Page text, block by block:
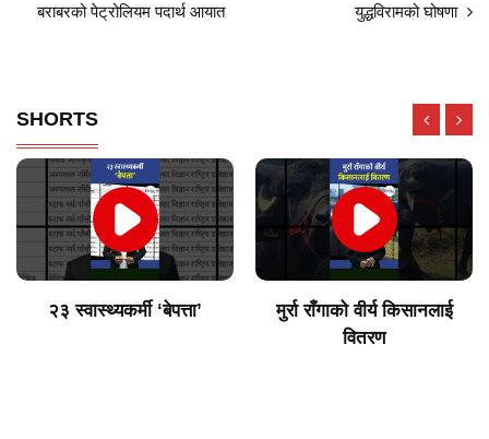
बराबरको पेट्रोलियम पदार्थ आयात
युद्धविरामको घोषणा
SHORTS
२३ स्वास्थ्यकर्मी ‘बेपत्ता’
मुर्रा राँगाको वीर्य किसानलाई
वितरण